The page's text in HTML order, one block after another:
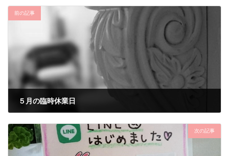
前の記事
５月の臨時休業日
次の記事